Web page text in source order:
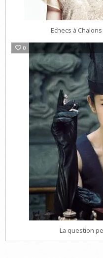
Echecs à
0
La question